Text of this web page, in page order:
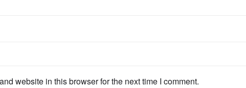
website in this browser for the next time I comment.